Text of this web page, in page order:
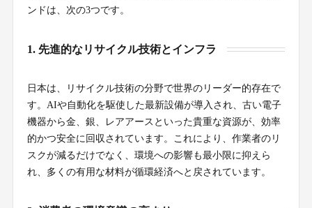
ンドは、次の3つです。
1. 先進的なリサイクル技術とインフラ
日本は、リサイクル技術の分野で世界のリーダー的存在で
す。AIや自動化を駆使した最新設備が導入され、古い電子
機器から金、銀、レアアースといった貴重な資源が、効率
的かつ安全に回収されています。これにより、作業者のリ
スクが減るだけでなく、環境への影響も最小限に抑えら
れ、多くの有用な材料が循環経済へと戻されています。